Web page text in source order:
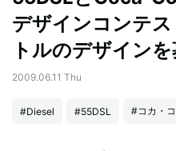
デザインコンテ
トルのデザイン
2009.06.11 Thu
#Diesel #55DSL #コカ・